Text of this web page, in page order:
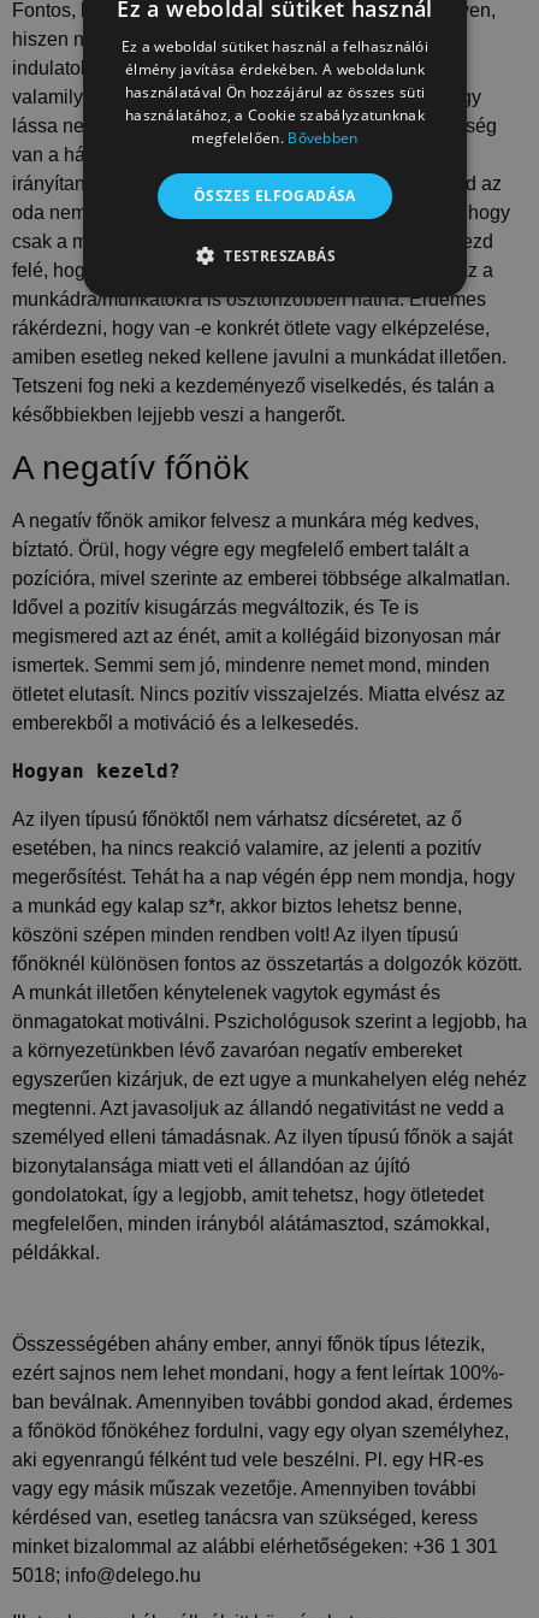
Fontos, hogy a hangvételed nyugodt, és szakmai legyen,
hiszen nem vagytok barátok, de ellenségek sem, az
indulatoknak nincs helye. Érdemes a mondandódat
valamilyen együttérzéssel, egyetértéssel kezdeni, hogy
lássa nem támadni akarsz. Pl. Tudod mekkora felelősség
van a hátán, vagy biztosan nehéz lehet ennyi embert
irányítani. Majd mondd el neki, hogyan érintettek téged az
oda nem illő szavak és a stílus amit használt. Fontos, hogy
csak a munkáról essen szó és ne személyeskedj. Jelezd
felé, hogy ha másképp kommunikálna feléd, felétek, az a
munkádra/munkátokra is ösztönzőbben hatna. Érdemes
rákérdezni, hogy van -e konkrét ötlete vagy elképzelése,
amiben esetleg neked kellene javulni a munkádat illetően.
Tetszeni fog neki a kezdeményező viselkedés, és talán a
későbbiekben lejjebb veszi a hangerőt.
A negatív főnök
A negatív főnök amikor felvesz a munkára még kedves,
bíztató. Örül, hogy végre egy megfelelő embert talált a
pozícióra, mivel szerinte az emberei többsége alkalmatlan.
Idővel a pozitív kisugárzás megváltozik, és Te is
megismered azt az énét, amit a kollégáid bizonyosan már
ismertek. Semmi sem jó, mindenre nemet mond, minden
ötletet elutasít. Nincs pozitív visszajelzés. Miatta elvész az
emberekből a motiváció és a lelkesedés.
Hogyan kezeld?
Az ilyen típusú főnöktől nem várhatsz dícséretet, az ő
esetében, ha nincs reakció valamire, az jelenti a pozitív
megerősítést. Tehát ha a nap végén épp nem mondja, hogy
a munkád egy kalap sz*r, akkor biztos lehetsz benne,
köszöni szépen minden rendben volt! Az ilyen típusú
főnöknél különösen fontos az összetartás a dolgozók között.
A munkát illetően kénytelenek vagytok egymást és
önmagatokat motiválni. Pszichológusok szerint a legjobb, ha
a környezetünkben lévő zavaróan negatív embereket
egyszerűen kizárjuk, de ezt ugye a munkahelyen elég nehéz
megtenni. Azt javasoljuk az állandó negativitást ne vedd a
személyed elleni támadásnak. Az ilyen típusú főnök a saját
bizonytalansága miatt veti el állandóan az újító
gondolatokat, így a legjobb, amit tehetsz, hogy ötletedet
megfelelően, minden irányból alátámasztod, számokkal,
példákkal.
Összességében ahány ember, annyi főnök típus létezik,
ezért sajnos nem lehet mondani, hogy a fent leírtak 100%-
ban beválnak. Amennyiben további gondod akad, érdemes
a főnököd főnökéhez fordulni, vagy egy olyan személyhez,
aki egyenrangú félként tud vele beszélni. Pl. egy HR-es
vagy egy másik műszak vezetője. Amennyiben további
kérdésed van, esetleg tanácsra van szükséged, keress
minket bizalommal az alábbi elérhetőségeken: +36 1 301
5018; info@delego.hu
Ez a weboldal sütiket használ
Ez a weboldal sütiket használ a felhasználói
élmény javítása érdekében. A weboldalunk
használatával Ön hozzájárul az összes süti
használatához, a Cookie szabályzatunknak
megfelelően. Bővebben
ÖSSZES ELFOGADÁSA
TESTRESZABÁS
TELJESÍTMÉNY CÉLZÁS
BESOROLATLAN
Teljesítmény
nyomon követésére használják, hogy hogyan
használják a látogatók a weboldalt. Ezek a sütik
nem használhatók egy adott látogató közvetlen
azonosítására.
Név
Szolgáltató
/ Domain
Lejárat Leírás
_ga_FFYD344T4T .delego.hu
1 év 1
hónap
Ezt a cookie-t a
Google Analytics
LLC
.delego.hu
hónap
társítva van a Google
Universal Analytics-
hez - amely jelentős
frissítés a Google
által leggyakrabban
használt elemzési
szolgáltatáshoz. Ez a
süti az egyedi
felhasználók
megkülönböztetésére
szolgál,
véletlenszerűen
generált szám
hozzárendelésével
kliens azonosítóként.
A webhely minden
oldalkérésében
szerepel, és a
webhely-elemzési
jelentések látogatói,
munkamenet- és
kampányadatainak
_gid
Google
LLC
1 nap
Ezt a sütit a Google
Analytics állítja be.
számlálására és
nyomon követésére
szolgál.
Név
Szolgáltató
_fbp
Meta
Név
Szolgáltató
/ Domain
Lejárat Leírás
wpglobus-language-
old
delego.hu
wpglobus-language